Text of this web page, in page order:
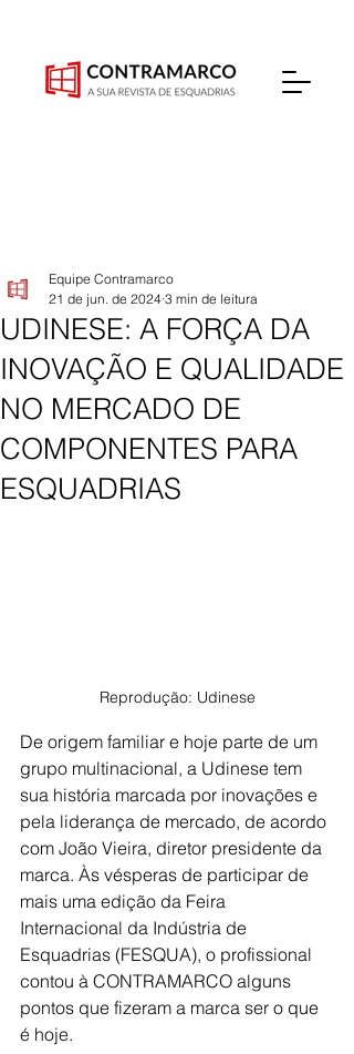
UDINESE: A FORÇA DA
INOVAÇÃO E QUALIDADE
NO MERCADO DE
COMPONENTES PARA
ESQUADRIAS
Equipe Contramarco
21 de jun. de 2024 3 min de leitura
Reprodução: Udinese
De origem familiar e hoje parte de um
grupo multinacional, a Udinese tem
sua história marcada por inovações e
pela liderança de mercado, de acordo
com João Vieira, diretor presidente da
marca. Às vésperas de participar de
mais uma edição da Feira
Internacional da Indústria de
Esquadrias (FESQUA), o profissional
contou à CONTRAMARCO alguns
pontos que fizeram a marca ser o que
é hoje.